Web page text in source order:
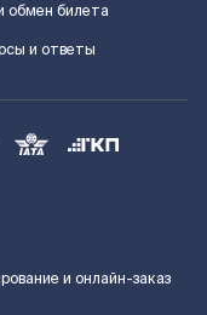
обмен билета
и ответы
и онлайн-заказ